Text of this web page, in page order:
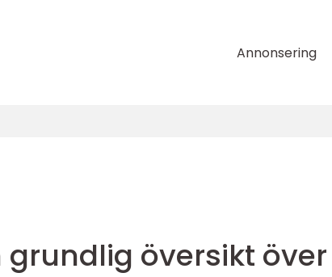
Annonsering
grundlig översikt över